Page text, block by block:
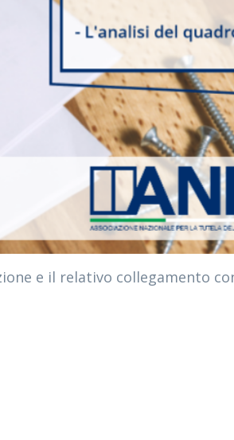
e il relativo collegamento